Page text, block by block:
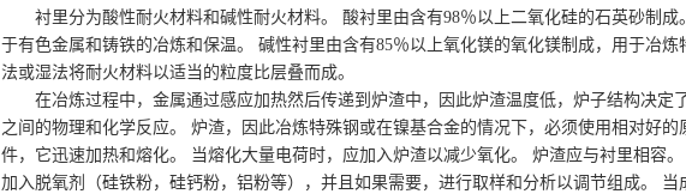
衬里分为酸性耐火材料和碱性耐火材料。 酸衬里由含有98％以上二氧化硅的石英砂制
于有色金属和铸铁的冶炼和保温。 碱性衬里由含有85％以上氧化镁的氧化镁制成，用于冶
法或湿法将耐火材料以适当的粒度比层叠而成。
在冶炼过程中，金属通过感应加热然后传递到炉渣中，因此炉渣温度低，炉子结构决定
之间的物理和化学反应。 炉渣，因此冶炼特殊钢或在镍基合金的情况下，必须使用相对好
件，它迅速加热和熔化。 当熔化大量电荷时，应加入炉渣以减少氧化。 炉渣应与衬里相容
加入脱氧剂（硅铁粉，硅钙粉，铝粉等），并且如果需要，进行取样和分析以调节组成。